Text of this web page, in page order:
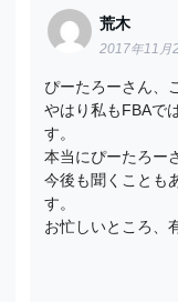
荒木
2017年11月
ぴーたろーさん、
やはり私もFBAで
す。
本当にぴーたろー
今後も聞くことも
す。
お忙しいところ、